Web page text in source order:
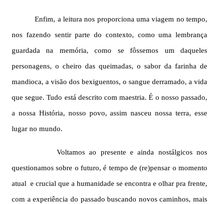
Enfim, a leitura nos proporciona uma viagem no tempo,
nos fazendo sentir parte do contexto, como uma lembrança
guardada na memória, como se fôssemos um daqueles
personagens, o cheiro das queimadas, o sabor da farinha de
mandioca, a visão dos bexiguentos, o sangue derramado, a vida
que segue. Tudo está descrito com maestria. É o nosso passado,
a nossa História, nosso povo, assim nasceu nossa terra, esse
lugar no mundo.
Voltamos ao presente e ainda nostálgicos nos
questionamos sobre o futuro, é tempo de (re)pensar o momento
atual e crucial que a humanidade se encontra e olhar pra frente,
com a experiência do passado buscando novos caminhos, mais